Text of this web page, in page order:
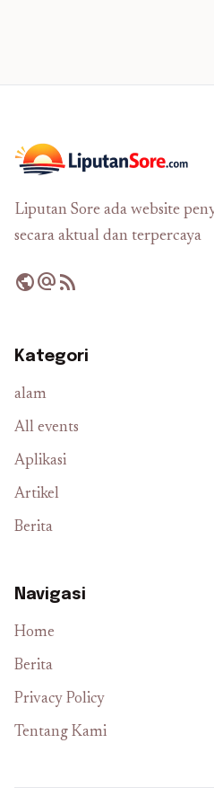
Liputan Sore ada website
secara aktual dan terpercaya
publicalternate_emailrss_feed
Kategori
alam
All events
Aplikasi
Artikel
Berita
Navigasi
Home
Berita
Privacy Policy
Tentang Kami